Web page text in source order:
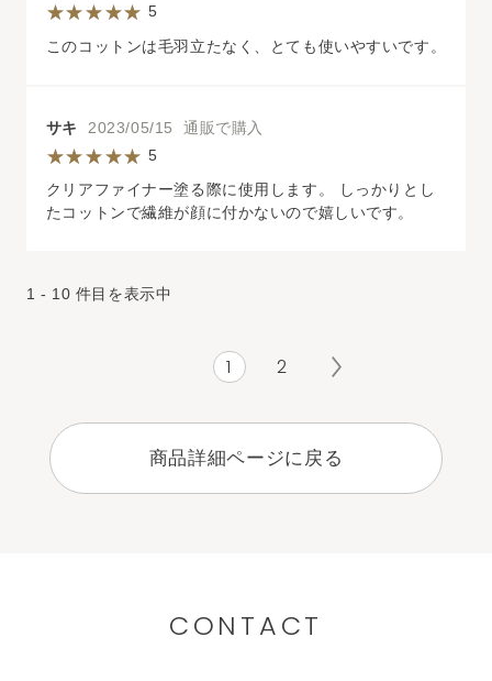
5
このコットンは毛羽立たなく、とても使いやすいです。
サキ 2023/05/15 通販で購入
5
クリアファイナー塗る際に使用します。 しっかりとし
たコットンで繊維が顔に付かないので嬉しいです。
1 - 10 件目を表示中
1 2
商品詳細ページに戻る
CONTACT